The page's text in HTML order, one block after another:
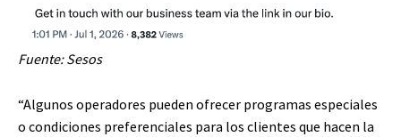
Fuente:Sesos
“Algunos operadores pueden ofrecer programas especiales
o condiciones preferenciales para los clientes que hacen la